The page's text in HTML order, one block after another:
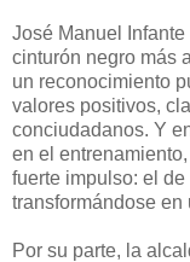
José Manuel
cinturón negro más
un reconocimiento
valores positivos,
conciudadanos. Y
en el
fuerte impulso: el de
transformándose en
Por su parte, la